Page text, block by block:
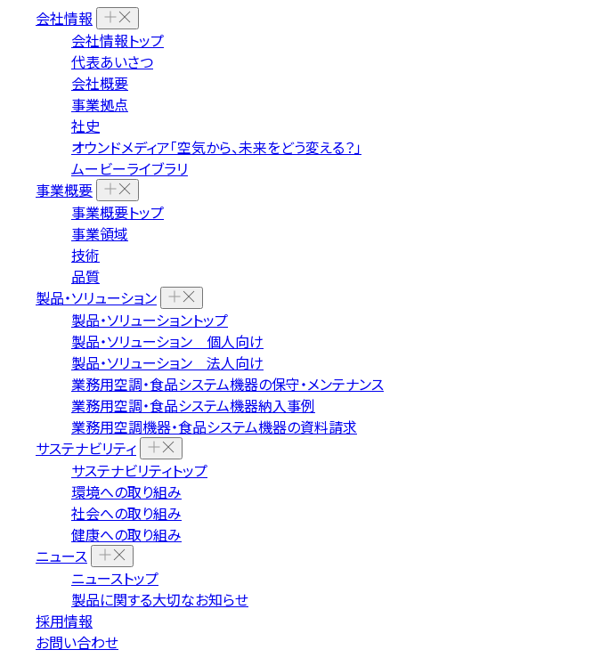
会社情報
会社情報トップ
代表あいさつ
会社概要
事業拠点
社史
オウンドメディア「空気から、未来をどう変える？」
ムービーライブラリ
事業概要
事業概要トップ
事業領域
技術
品質
製品・ソリューション
製品・ソリューショントップ
製品・ソリューション 個人向け
製品・ソリューション 法人向け
業務用空調・食品システム機器の保守・メンテナンス
業務用空調・食品システム機器納入事例
業務用空調機器・食品システム機器の資料請求
サステナビリティ
サステナビリティトップ
環境への取り組み
社会への取り組み
健康への取り組み
ニュース
ニューストップ
製品に関する大切なお知らせ
採用情報
お問い合わせ